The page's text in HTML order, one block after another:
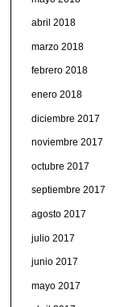
abril 2018
marzo 2018
febrero 2018
enero 2018
diciembre 2017
noviembre 2017
octubre 2017
septiembre 2017
agosto 2017
julio 2017
junio 2017
mayo 2017